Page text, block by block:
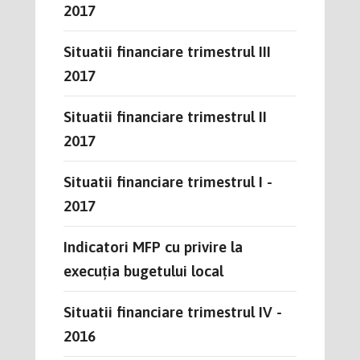
2017
Situatii financiare trimestrul III
2017
Situatii financiare trimestrul II
2017
Situatii financiare trimestrul I -
2017
Indicatori MFP cu privire la
execuția bugetului local
Situatii financiare trimestrul IV -
2016